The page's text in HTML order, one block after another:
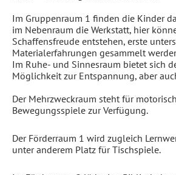
Im Gruppenraum 1 finden die Kinder
im Nebenraum die Werkstatt, hier
Schaffensfreude entstehen, erste
Materialerfahrungen gesammelt
Im Ruhe- und Sinnesraum bietet sich
Möglichkeit zur Entspannung, aber
Der Mehrzweckraum steht für
Bewegungsspiele zur Verfügung.
Der Förderraum 1 wird zugleich
unter anderem Platz für Tischspiele.